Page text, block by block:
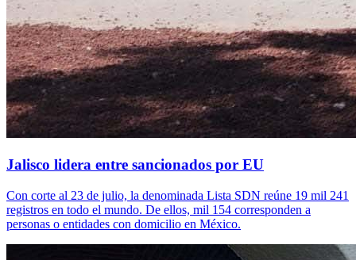
Jalisco lidera entre sancionados por EU
Con corte al 23 de julio, la denominada Lista SDN reúne 19 mil 241
registros en todo el mundo. De ellos, mil 154 corresponden a
personas o entidades con domicilio en México.